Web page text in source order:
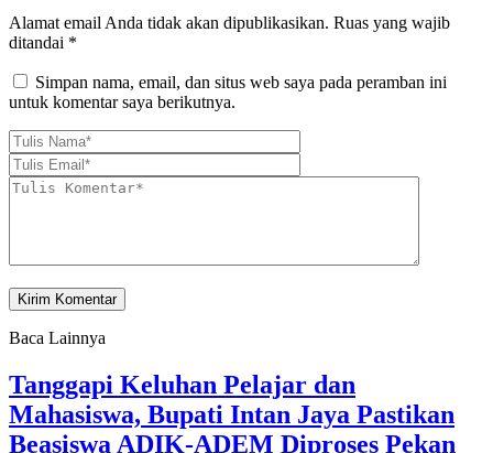
Alamat email Anda tidak akan dipublikasikan. Ruas yang wajib
ditandai *
Simpan nama, email, dan situs web saya pada peramban ini
untuk komentar saya berikutnya.
Baca Lainnya
Tanggapi Keluhan Pelajar dan
Mahasiswa, Bupati Intan Jaya Pastikan
Beasiswa ADIK-ADEM Diproses Pekan